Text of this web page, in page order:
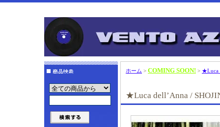
ホーム > COMING SOON! > ★Luca
★Luca dell’Anna /